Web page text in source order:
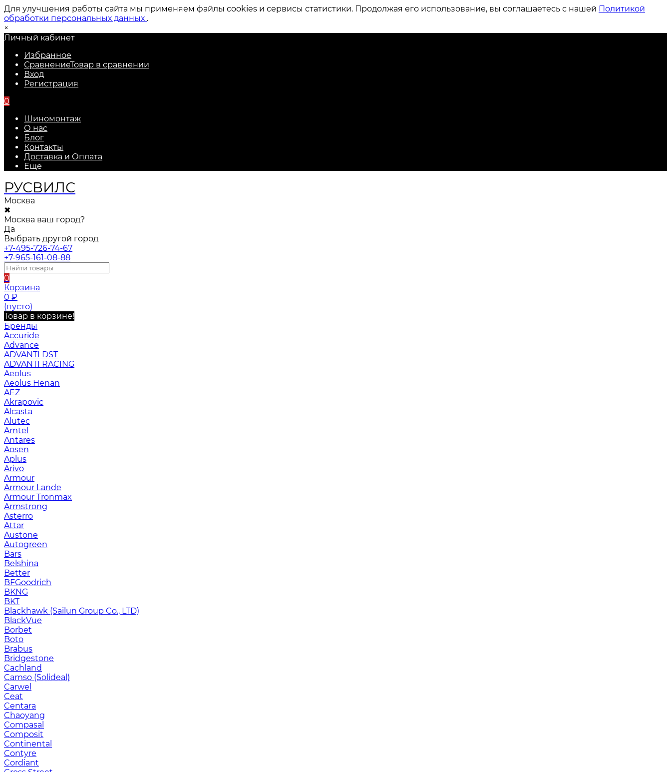
Для улучшения работы сайта мы применяем файлы cookies и сервисы статистики. Продолжая его использование, вы соглашаетесь с нашей Политикой
обработки персональных данных .
×
Личный кабинет
Избранное
СравнениеТовар в сравнении
Вход
Регистрация
0
Шиномонтаж
О нас
Блог
Контакты
Доставка и Оплата
Еще
РУСВИЛС
Москва
✖
Москва ваш город?
Да
Выбрать другой город
+7-495-726-74-67
+7-965-161-08-88
0
Корзина
0 ₽
(пусто)
Товар в корзине!
Бренды
Accuride
Advance
ADVANTI DST
ADVANTI RACING
Aeolus
Aeolus Henan
AEZ
Akrapovic
Alcasta
Alutec
Amtel
Antares
Aosen
Aplus
Arivo
Armour
Armour Lande
Armour Tronmax
Armstrong
Asterro
Attar
Austone
Autogreen
Bars
Belshina
Better
BFGoodrich
BKNG
BKT
Blackhawk (Sailun Group Co., LTD)
BlackVue
Borbet
Boto
Brabus
Bridgestone
Cachland
Camso (Solideal)
Carwel
Ceat
Centara
Chaoyang
Compasal
Composit
Continental
Contyre
Cordiant